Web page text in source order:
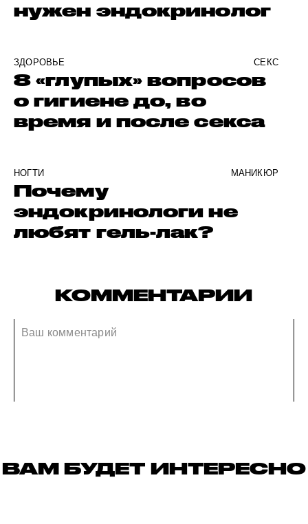
нужен эндокринолог
ЗДОРОВЬЕ СЕКС
8 «глупых» вопросов
о гигиене до, во
время и после секса
НОГТИ МАНИКЮР
Почему
эндокринологи не
любят гель-лак?
КОММЕНТАРИИ
ВАМ БУДЕТ ИНТЕРЕСНО